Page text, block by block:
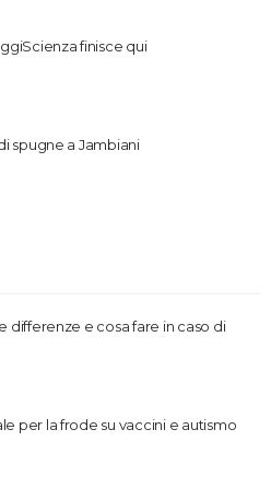
finisce qui
spugne a Jambiani
differenze e cosa fare in caso di
per la frode su vaccini e autismo